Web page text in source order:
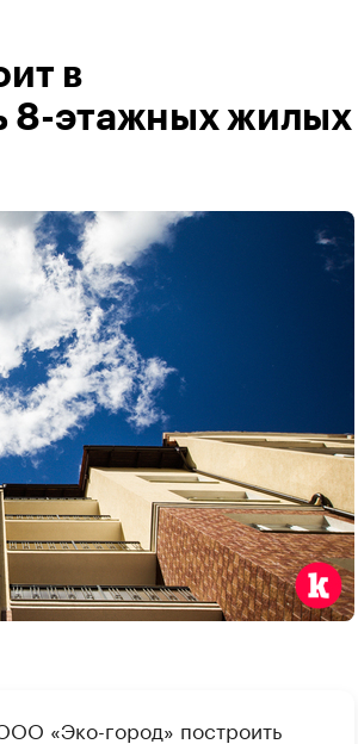
в
8-этажных жилых
«Эко-город» построить